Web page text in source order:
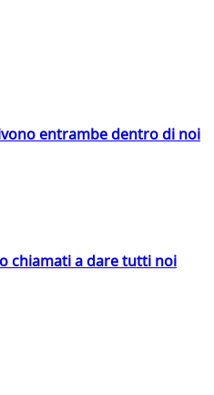
entrambe dentro di noi
chiamati a dare tutti noi